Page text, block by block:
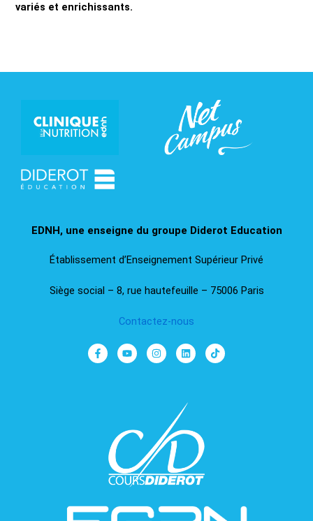
variés et enrichissants.
EDNH, une enseigne du groupe Diderot Education​
Établissement d’Enseignement Supérieur Privé
Siège social – 8, rue hautefeuille – 75006 Paris
Contactez-nous
F
a
c
Y
o
u
I
n
s
L
i
n
i
T
i
k